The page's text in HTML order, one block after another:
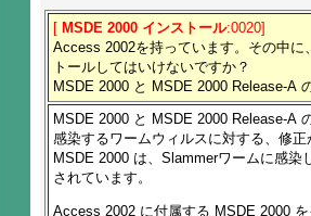
[ MSDE 2000 インストール:0020]
Access 2002を持っています。その中
トールしてはいけないですか？
MSDE 2000 と MSDE 2000 Release-A
MSDE 2000 と MSDE 2000 Release-A
感染するワームウィルスに対する、修
MSDE 2000 は、Slammerワームに感
されています。
Access 2002 に付属する MSDE 2000